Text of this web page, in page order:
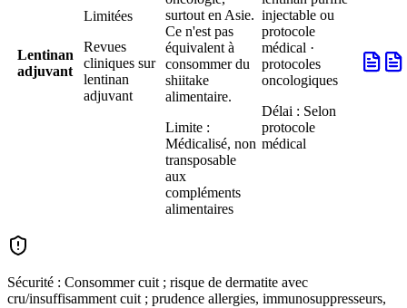
Lentinan
adjuvant
Limitées
Revues
cliniques sur
lentinan
adjuvant
surtout en Asie.
Ce n'est pas
équivalent à
consommer du
shiitake
alimentaire.
Limite :
Médicalisé, non
transposable
aux
compléments
alimentaires
injectable ou
protocole
médical ·
protocoles
oncologiques
Délai : Selon
protocole
médical
Sécurité : Consommer cuit ; risque de dermatite avec
cru/insuffisamment cuit ; prudence allergies, immunosuppresseurs,